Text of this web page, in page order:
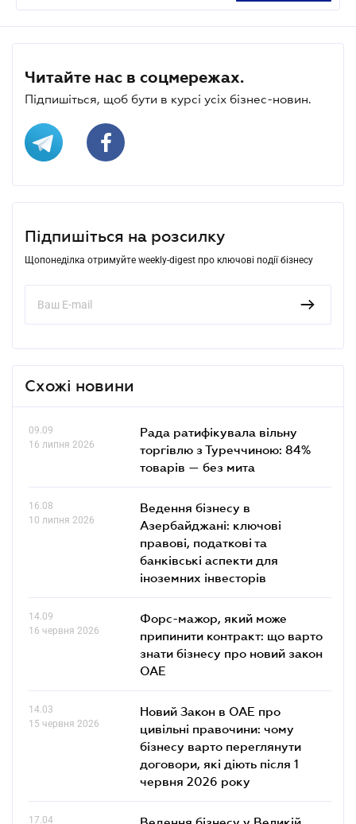
Читайте нас в соцмережах.
Підпишіться, щоб бути в курсі усіх бізнес-новин.
Підпишіться на розсилку
Щопонеділка отримуйте weekly-digest про ключові події бізнесу
Схожі новини
09.09
16 липня 2026
Рада ратифікувала вільну
торгівлю з Туреччиною: 84%
товарів — без мита
16.08
10 липня 2026
Ведення бізнесу в
Азербайджані: ключові
правові, податкові та
банківські аcпекти для
іноземних інвесторів
14.09
16 червня 2026
Форс-мажор, який може
припинити контракт: що варто
знати бізнесу про новий закон
ОАЕ
14.03
15 червня 2026
Новий Закон в ОАЕ про
цивільні правочини: чому
бізнесу варто переглянути
договори, які діють після 1
червня 2026 року
17.04